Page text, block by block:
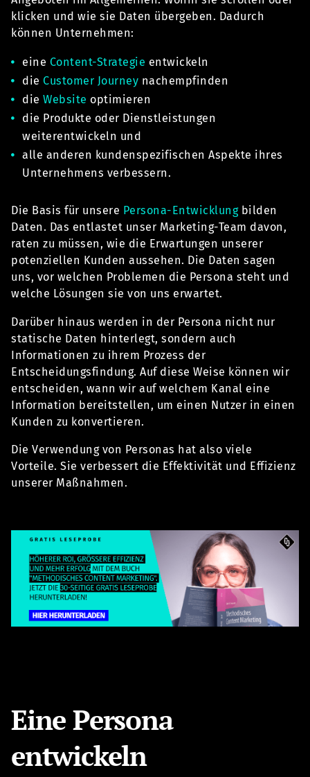
klicken und wie sie Daten übergeben. Dadurch
können Unternehmen:
eine Content-Strategie entwickeln
die Customer Journey nachempfinden
dieWebsite optimieren
die Produkte oder Dienstleistungen
weiterentwickeln und
alle anderen kundenspezifischen Aspekte ihres
Unternehmens verbessern.
Die Basis für unsere Persona-Entwicklungbilden
Daten. Das entlastet unser Marketing-Team davon,
raten zu müssen, wie die Erwartungen unserer
potenziellen Kunden aussehen. Die Daten sagen
uns, vor welchen Problemen die Persona steht und
welche Lösungen sie von uns erwartet.
Darüber hinaus werden in der Persona nicht nur
statische Daten hinterlegt, sondern auch
Informationen zu ihrem Prozess der
Entscheidungsfindung. Auf diese Weise können wir
entscheiden, wann wir auf welchem Kanal eine
Information bereitstellen, um einen Nutzer in einen
Kunden zu konvertieren.
Die Verwendung von Personas hat also viele
Vorteile. Sie verbessert die Effektivität und Effizienz
unserer Maßnahmen.
Eine Persona
entwickeln